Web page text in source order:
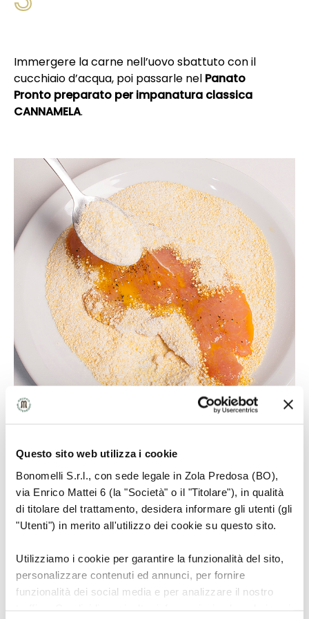
Questo sito web utilizza i cookie
Bonomelli S.r.l., con sede legale in Zola Predosa (BO),
via Enrico Mattei 6 (la "Società" o il "Titolare"), in qualità
di titolare del trattamento, desidera informare gli utenti (gli
"Utenti") in merito all'utilizzo dei cookie su questo sito.
Utilizziamo i cookie per garantire la funzionalità del sito,
personalizzare contenuti ed annunci, per fornire
funzionalità dei social media e per analizzare il nostro
Immergere la carne nell’uovo sbattuto con il
cucchiaio d’acqua, poi passarle nel Panato
Pronto preparato per impanatura classica
CANNAMELA.
4
formare una copertura omogenea.